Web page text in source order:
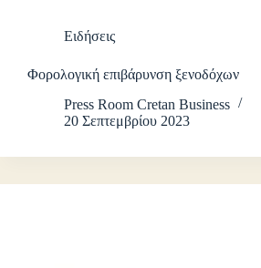
Ειδήσεις
Φορολογική επιβάρυνση ξενοδόχων
Press Room Cretan Business
20 Σεπτεμβρίου 2023